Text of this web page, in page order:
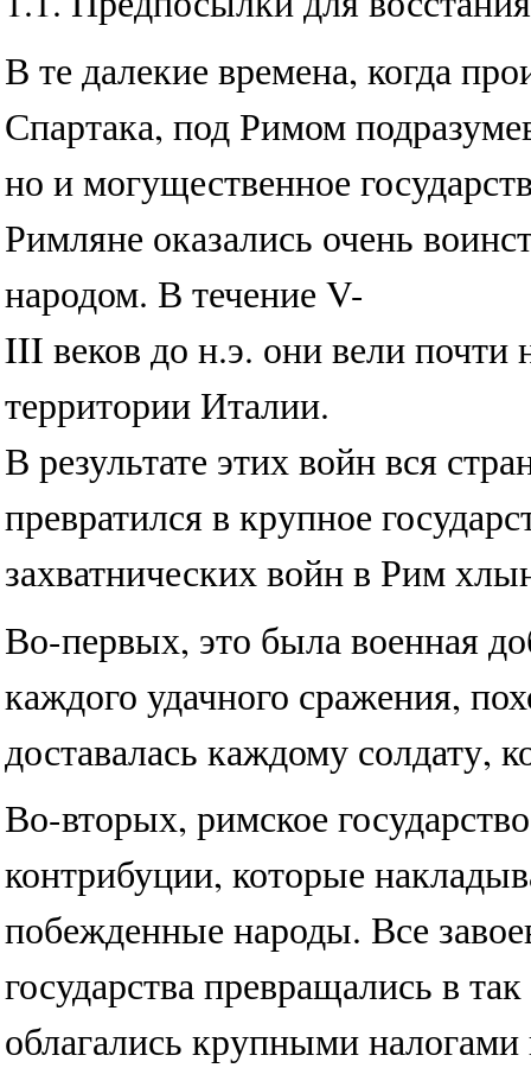
В те далекие времена, когда
Спартака, под Римом
но и могущественное
Римляне оказались очень
народом. В течение V-
III веков до н.э. они вели
территории Италии.
В результате этих войн вся
превратился в крупное
захватнических войн в Рим
Во-первых, это была военная
каждого удачного сражения,
доставалась каждому солдату,
Во-вторых, римское
контрибуции, которые
побежденные народы. Все
государства превращались в
облагались крупными